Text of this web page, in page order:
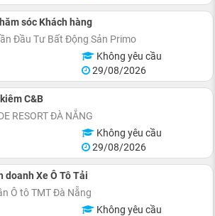
sóc Khách hàng
Đầu Tư Bất Động Sản Primo
Không yêu cầu
29/08/2026
C&B
RESORT ĐÀ NẴNG
Không yêu cầu
29/08/2026
doanh Xe Ô Tô Tải
Ô tô TMT Đà Nẵng
Không yêu cầu